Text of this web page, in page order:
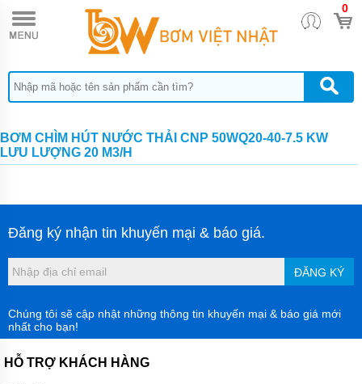
0
TRANG
CHỦ
BƠM
CÔNG
NGHIỆP
BƠM
HÚT
BÙN
P-SERI
MÁY
HÚT
BÙN
MINI
MÁY
BƠM
CHÌM
CÁNH
BƠM CHÌM HÚT NƯỚC THẢI CNP 50WQ20-40-7.5 KW
LƯU LƯỢNG 20 M3/H
Đăng ký nhận tin khuyến mại & báo giá.
ĐĂNG KÝ
Chúng tôi sẽ cập nhật những thông tin khuyến mại & báo giá mới
nhất cho bạn!
HỖ TRỢ KHÁCH HÀNG